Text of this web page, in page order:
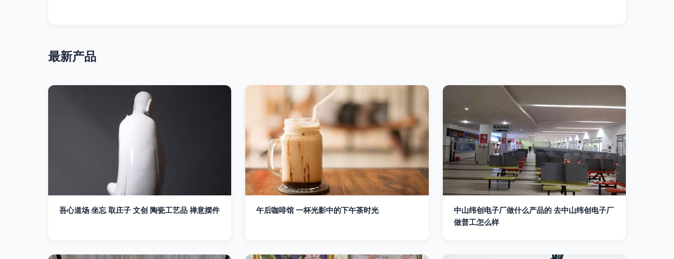
最新产品
吾心道场 坐忘 取庄子 文创 陶瓷工艺品 禅意摆件 午后咖啡馆 一杯光影中的下午茶时光
中山纬创电子厂做什么产品的 去中山纬创电子厂
做普工怎么样